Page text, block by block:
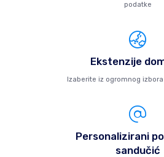
podatke
Ekstenzije
Izaberite iz ogromnog
Personalizirani
sandučić